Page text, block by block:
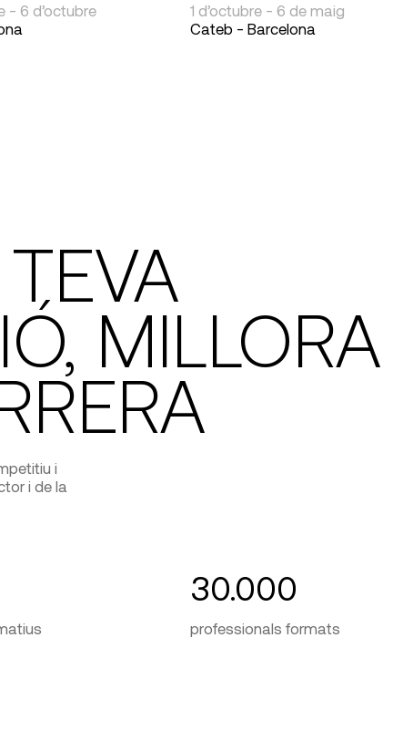
- 6 d’octubre
1 d’octubre - 6 de maig
Cateb - Barcelona
MILLORA
i
i de la
30.000
professionals formats